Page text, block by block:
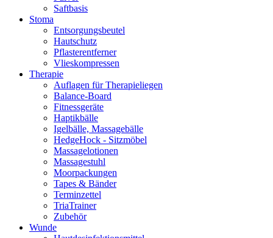
Saftbasis
Stoma
Entsorgungsbeutel
Hautschutz
Pflasterentferner
Vlieskompressen
Therapie
Auflagen für Therapieliegen
Balance-Board
Fitnessgeräte
Haptikbälle
Igelbälle, Massagebälle
HedgeHock - Sitzmöbel
Massagelotionen
Massagestuhl
Moorpackungen
Tapes & Bänder
Terminzettel
TriaTrainer
Zubehör
Wunde